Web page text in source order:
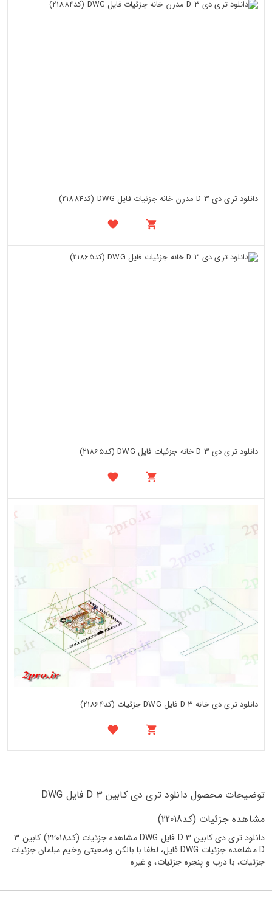
دانلود تری دی 3 D مدرن خانه جزئیات فایل DWG (کد21884)
دانلود تری دی 3 D خانه جزئیات فایل DWG (کد21865)
دانلود تری دی خانه 3 D فایل DWG جزئیات (کد21864)
توضیحات محصول دانلود تری دی کابین 3 D فایل DWG
مشاهده جزئیات (کد22018)
دانلود تری دی کابین 3 D فایل DWG مشاهده جزئیات (کد22018) کابین 3
D مشاهده جزئیات DWG فایل، لطفا با بالکن وضعیتی وخیم مبلمان جزئیات
جزئیات، با درب و پنجره جزئیات، و غیره